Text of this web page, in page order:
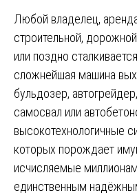
Любой владелец,
строительной,
или поздно
сложнейшая машина
бульдозер,
самосвал или
высокотехнологичные
которых порождает
исчисляемые
единственным